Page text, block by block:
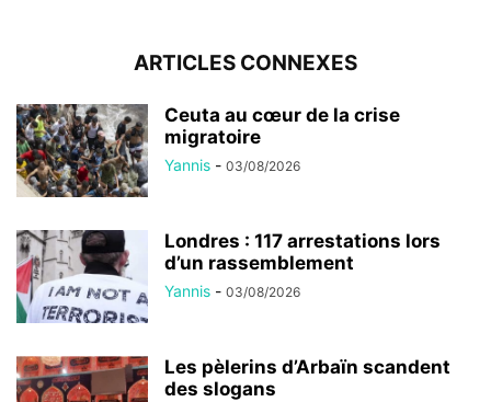
ARTICLES CONNEXES
Ceuta au cœur de la crise
migratoire
Yannis - 03/08/2026
Londres : 117 arrestations lors
d’un rassemblement
Yannis - 03/08/2026
Les pèlerins d’Arbaïn scandent
des slogans